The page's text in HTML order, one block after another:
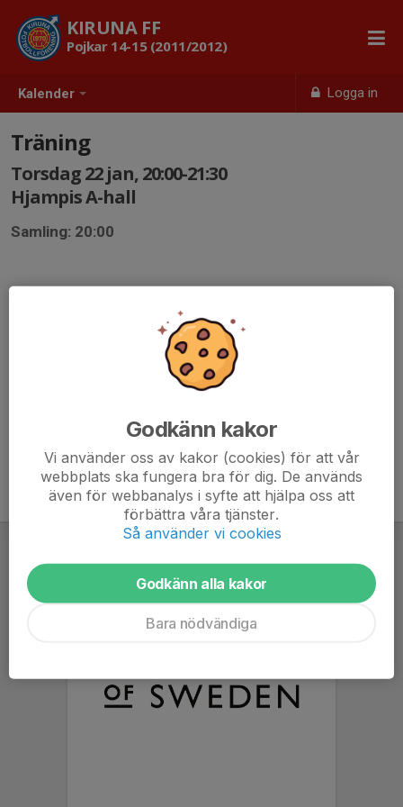
Kalender Logga in
KIRUNA FF
Pojkar 14-15 (2011/2012)
Träning
Torsdag 22 jan, 20:00-21:30
Hjampis A-hall
Samling: 20:00
Godkänn kakor
Vi använder oss av kakor (cookies) för att vår
webbplats ska fungera bra för dig. De används
även för webbanalys i syfte att hjälpa oss att
förbättra våra tjänster.
Så använder vi cookies
Godkänn alla kakor
Bara nödvändiga